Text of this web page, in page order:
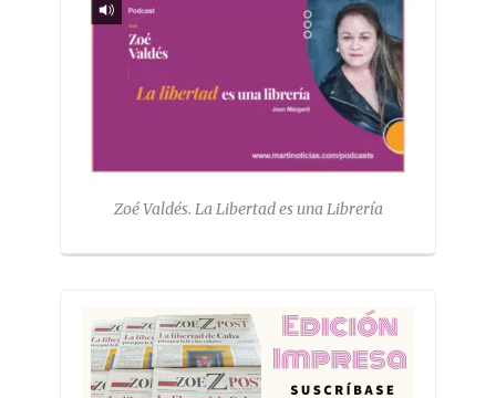
Zoé Valdés. La Libertad es una Librería